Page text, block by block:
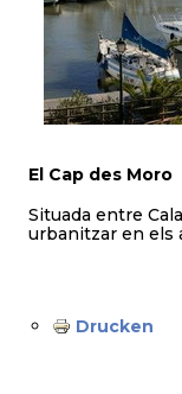
El Cap des Moro
Situada entre
urbanitzar en els
Drucken